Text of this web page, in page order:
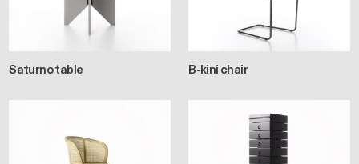
Saturno table B-kini chair